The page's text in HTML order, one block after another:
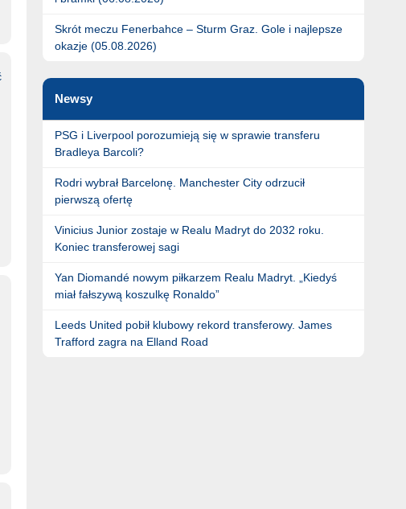
Skrót meczu Fenerbahce – Sturm Graz. Gole i najlepsze
okazje (05.08.2026)
Newsy
PSG i Liverpool porozumieją się w sprawie transferu
Bradleya Barcoli?
Rodri wybrał Barcelonę. Manchester City odrzucił
pierwszą ofertę
Vinicius Junior zostaje w Realu Madryt do 2032 roku.
Koniec transferowej sagi
Yan Diomandé nowym piłkarzem Realu Madryt. „Kiedyś
miał fałszywą koszulkę Ronaldo”
Leeds United pobił klubowy rekord transferowy. James
Trafford zagra na Elland Road